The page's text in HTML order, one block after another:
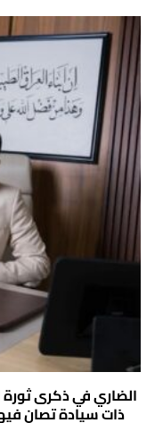
الضاري في ذكرى ثورة
ذات سيادة تصان